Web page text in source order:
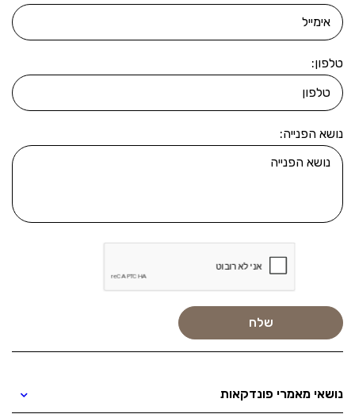
טלפון:
נושא הפנייה:
נושאי מאמרי פונדקאות